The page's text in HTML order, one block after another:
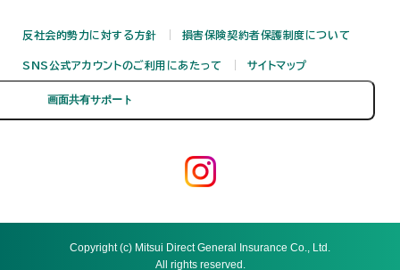
反社会的勢力に対する方針 損害保険契約者保護制度について
SNS公式アカウントのご利用にあたって サイトマップ
Copyright (c) Mitsui Direct General Insurance Co., Ltd.
All rights reserved.